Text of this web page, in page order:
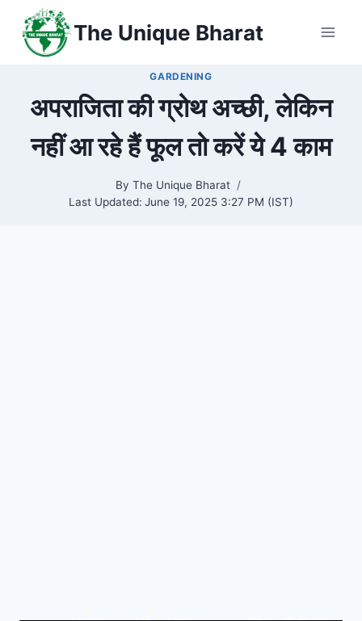
content
The Unique Bharat
GARDENING
अपराजिता की ग्रोथ अच्छी, लेकिन
नहीं आ रहे हैं फूल तो करें ये 4 काम
By The Unique Bharat
Last Updated: June 19, 2025 3:27 PM (IST)